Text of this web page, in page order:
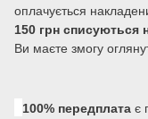
оплачується
150 грн списуються
Ви маєте змогу
100% передплата є